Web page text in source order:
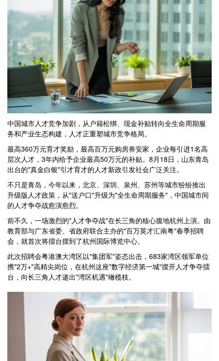
中国城市人才竞争加剧，从户籍松绑、现金补贴转向全生命周期服
务和产业生态构建，人才正重塑城市竞争格局。
最高360万元育才奖励，最高百万元购房券安家，企业每引进1名高
层次人才，3年内给予企业最高50万元的补贴。8月18日，山东青岛
出台的"真金白银"引才育才的人才新政引发社会广泛关注。
不只是青岛，今年以来，北京、深圳、泉州、苏州等城市纷纷推出
升级版人才政策，从"送户口"升级为"全生命周期服务"，中国城市间
的人才争夺战愈演愈烈。
前不久，一场激烈的"人才争夺战"在长三角的核心腹地杭州上演。由
教育部与广东省委、省政府联合主办的"百万英才汇南粤"春季招聘
会，就首次将擂台摆到了杭州国际博览中心。
此次招聘会粤港澳大湾区以"集团军"姿态出击，683家湾区领军单位
携"2万+"高精尖岗位，在杭州这座"数字经济第一城"摆开人才争夺擂
台，向长三角人才递出"湾区机遇"橄榄枝。